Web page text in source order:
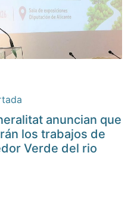
anuncian que
los trabajos de
Verde del rio